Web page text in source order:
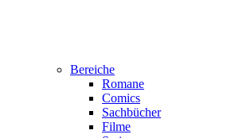
Bereiche
Romane
Comics
Sachbücher
Filme